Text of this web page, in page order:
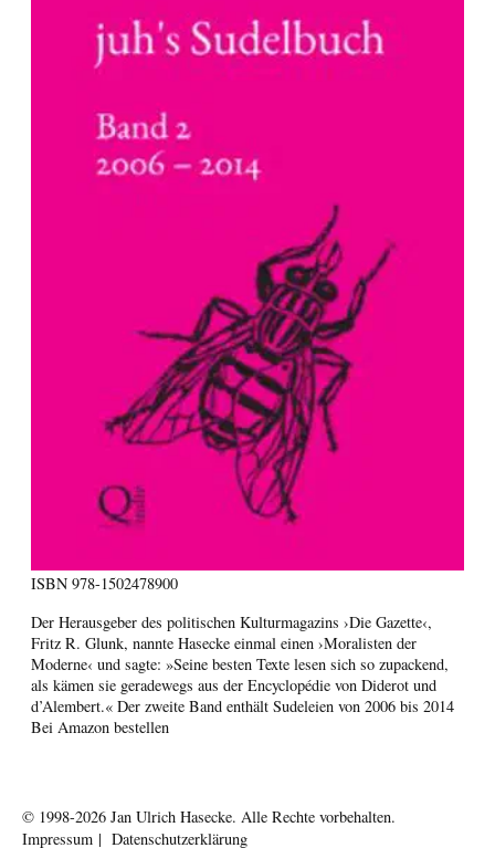
ISBN 978-1502478900
Der Herausgeber des politischen Kulturmagazins ›Die Gazette‹,
Fritz R. Glunk, nannte Hasecke einmal einen ›Moralisten der
Moderne‹ und sagte: »Seine besten Texte lesen sich so zupackend,
als kämen sie geradewegs aus der Encyclopédie von Diderot und
d’Alembert.« Der zweite Band enthält Sudeleien von 2006 bis 2014
Bei Amazon bestellen
© 1998-2026 Jan Ulrich Hasecke. Alle Rechte vorbehalten.
Impressum | Datenschutzerklärung